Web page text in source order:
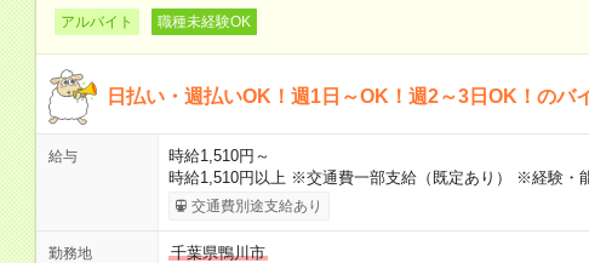
アルバイト 職種未経験OK
日払い・週払いOK！週1日～OK！週2～3日OK！のバ
給与
時給1,510円～
時給1,510円以上 ※交通費一部支給（既定あり） ※経験・
交通費別途支給あり
勤務地
千葉県鴨川市